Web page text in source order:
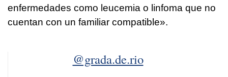
enfermedades como leucemia o linfoma que no
cuentan con un familiar compatible».
@grada.de.rio